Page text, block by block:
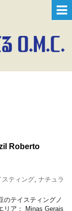
Roberto
スティング, ナチュラ
のテイスティングノ
リア： Minas Gerais